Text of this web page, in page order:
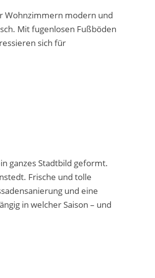
Wohnzimmern modern und
Mit fugenlosen Fußböden
sich für
ganzes Stadtbild geformt.
Frische und tolle
und eine
in welcher Saison – und